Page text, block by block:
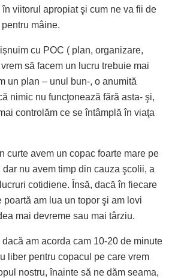
în viitorul apropiat şi cum ne va fii de
mâine.
cu POC ( plan, organizare,
să facem un lucru trebuie mai
un plan – unul bun-, o anumită
nimic nu funcţonează fără asta- şi,
controlăm ce se întâmplă în viaţa
curte avem un copac foarte mare pe
nu avem timp din cauza şcolii, a
cotidiene. Însă, dacă în fiecare
poartă am lua un topor şi am lovi
mai devreme sau mai târziu.
am acorda cam 10-20 de minute
liber pentru copacul pe care vrem
nostru, înainte să ne dăm seama,